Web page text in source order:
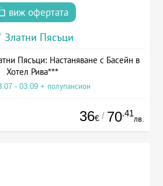
виж офертата
Златни Пясъци
Пясъци: Настаняване с Басейн в
Хотел Рива***
- 03.09 + полупансион
36€ / 70.41
лв.